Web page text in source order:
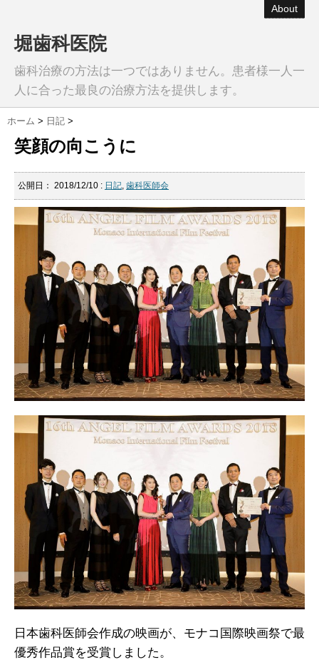
About
堀歯科医院
歯科治療の方法は一つではありません。患者様一人一
人に合った最良の治療方法を提供します。
ホーム > 日記 >
笑顔の向こうに
公開日： 2018/12/10 : 日記, 歯科医師会
日本歯科医師会作成の映画が、モナコ国際映画祭で最
優秀作品賞を受賞しました。